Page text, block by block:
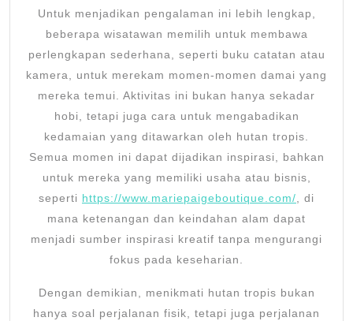
Untuk menjadikan pengalaman ini lebih lengkap,
beberapa wisatawan memilih untuk membawa
perlengkapan sederhana, seperti buku catatan atau
kamera, untuk merekam momen-momen damai yang
mereka temui. Aktivitas ini bukan hanya sekadar
hobi, tetapi juga cara untuk mengabadikan
kedamaian yang ditawarkan oleh hutan tropis.
Semua momen ini dapat dijadikan inspirasi, bahkan
untuk mereka yang memiliki usaha atau bisnis,
seperti https://www.mariepaigeboutique.com/, di
mana ketenangan dan keindahan alam dapat
menjadi sumber inspirasi kreatif tanpa mengurangi
fokus pada keseharian.
Dengan demikian, menikmati hutan tropis bukan
hanya soal perjalanan fisik, tetapi juga perjalanan